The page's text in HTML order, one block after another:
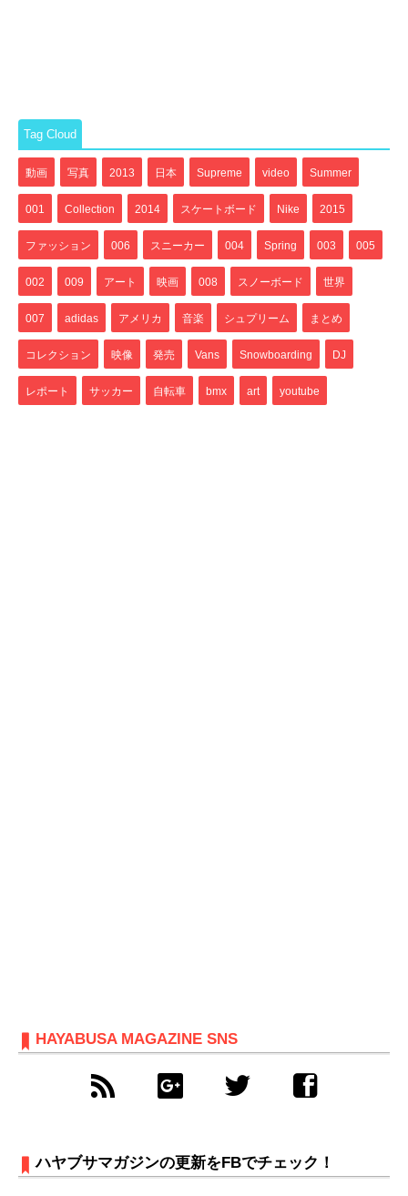
Tag Cloud
動画 写真 2013 日本 Supreme video Summer
001 Collection 2014 スケートボード Nike 2015
ファッション 006 スニーカー 004 Spring 003 005
002 009 アート 映画 008 スノーボード 世界
007 adidas アメリカ 音楽 シュプリーム まとめ
コレクション 映像 発売 Vans Snowboarding DJ
レポート サッカー 自転車 bmx art youtube
HAYABUSA MAGAZINE SNS
ハヤブサマガジンの更新をFBでチェック！